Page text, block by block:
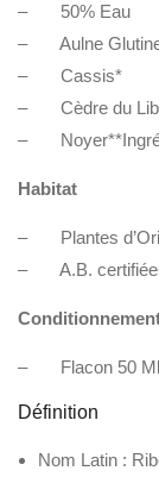
– 50% Eau
– Aulne
– Cassis*
– Cèdre du
–
Habitat
– Plantes
– A.B.
– Flacon 50 Ml
Définition
Nom Latin :